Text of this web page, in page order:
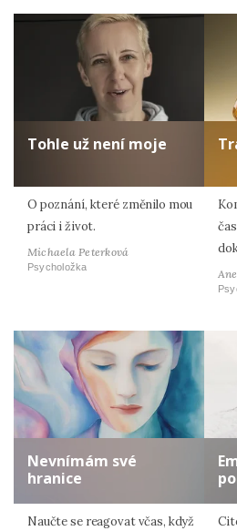
Tohle už není moje
O poznání, které změnilo mou
práci i život.
Michaela Peterková
Psycholožka
Nevnímám své
hranice
Naučte se reagovat včas, když